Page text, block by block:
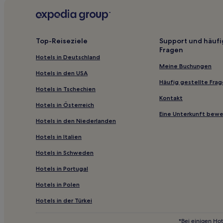
Luxus in Al Khuwair
Familien in Al Khuwair
Hotels mit Wellnessbereich in Maskat
Hotels nahe Oman Botanic Garden
Wadi Kabir: Hotels
Manūmah Hotels
Jal: Hotels
Hotels nahe Riyam Park
Hotels nahe Festung al-Jalali
Hotels nahe Sultan-Qabus-Universität
Top-Reiseziele
Hotels in Deutschland
Hotels in den USA
Hotels in Tschechien
Hotels in Österreich
Hotels in den Niederlanden
Hotels in Italien
Hotels in Schweden
Hotels in Portugal
Hotels in Polen
Hotels in der Türkei
Support und
Fragen
Meine Buchungen
Häufig gestellte
Kontakt
Eine Unterkunft
*Bei einigen